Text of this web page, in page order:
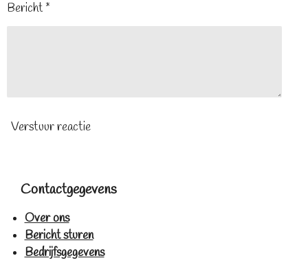
Bericht *
Verstuur reactie
Contactgegevens
Over ons
Bericht sturen
Bedrijfsgegevens